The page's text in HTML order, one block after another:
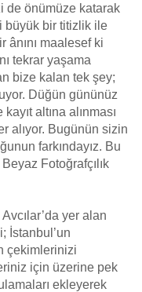
de önümüze katarak
büyük bir titizlik ile
ânını maalesef ki
tekrar yaşama
bize kalan tek şey;
Düğün gününüz
altına alınması
alıyor. Bugünün sizin
farkındayız. Bu
Fotoğrafçılık
yer alan
İstanbul’un
çekimlerinizi
için üzerine pek
ekleyerek